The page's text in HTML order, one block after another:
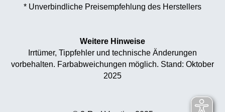
* Unverbindliche Preisempfehlung des Herstellers
Weitere Hinweise
Irrtümer, Tippfehler und technische Änderungen
vorbehalten. Farbabweichungen möglich. Stand: Oktober
2025